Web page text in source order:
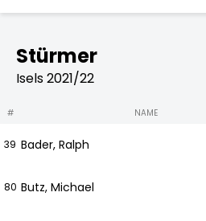
Stürmer
Isels 2021/22
# NAME
39 Bader, Ralph
80 Butz, Michael